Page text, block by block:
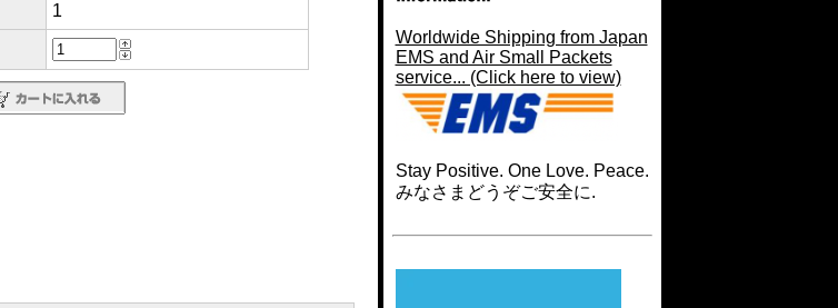
1
Worldwide Shipping from Japan
EMS and Air Small Packets
service... (Click here to view)
Stay Positive. One Love. Peace.
みなさまどうぞご安全に.